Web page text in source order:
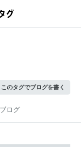
このタグでブログを書く
ログ